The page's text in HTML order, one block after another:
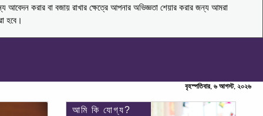
করার বা বজায় রাখার ক্ষেত্রে আপনার অভিজ্ঞতা শেয়ার করার জন্য আমরা
হবে।
বৃহস্পতিবার, ৬ আগস্ট, ২০২৬
আমি কি যোগ্য?